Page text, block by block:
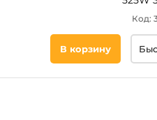
Код:
В корзину